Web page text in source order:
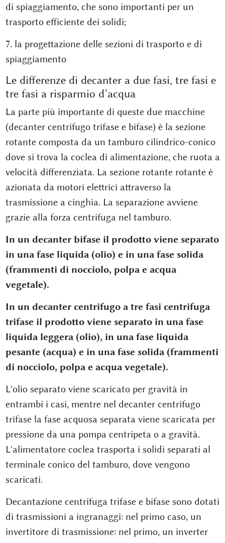
di spiaggiamento, che sono importanti per un
trasporto efficiente dei solidi;
7. la progettazione delle sezioni di trasporto e di
spiaggiamento
Le differenze di decanter a due fasi, tre fasi e
tre fasi a risparmio d’acqua
La parte più importante di queste due macchine
(decanter centrifugo trifase e bifase) è la sezione
rotante composta da un tamburo cilindrico-conico
dove si trova la coclea di alimentazione, che ruota a
velocità differenziata. La sezione rotante rotante è
azionata da motori elettrici attraverso la
trasmissione a cinghia. La separazione avviene
grazie alla forza centrifuga nel tamburo.
In un decanter bifase il prodotto viene separato
in una fase liquida (olio) e in una fase solida
(frammenti di nocciolo, polpa e acqua
vegetale).
In un decanter centrifugo a tre fasi centrifuga
trifase il prodotto viene separato in una fase
liquida leggera (olio), in una fase liquida
pesante (acqua) e in una fase solida (frammenti
di nocciolo, polpa e acqua vegetale).
L'olio separato viene scaricato per gravità in
entrambi i casi, mentre nel decanter centrifugo
trifase la fase acquosa separata viene scaricata per
pressione da una pompa centripeta o a gravità.
L'alimentatore coclea trasporta i solidi separati al
terminale conico del tamburo, dove vengono
scaricati.
Decantazione centrifuga trifase e bifase sono dotati
di trasmissioni a ingranaggi: nel primo caso, un
invertitore di trasmissione: nel primo, un inverter